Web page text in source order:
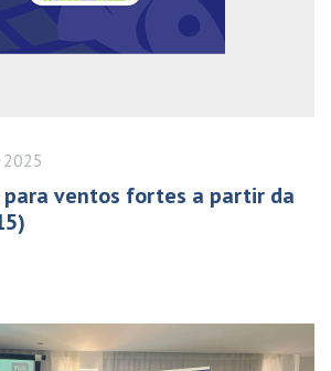
2025
ventos fortes a partir da